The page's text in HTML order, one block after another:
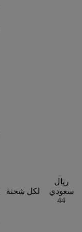
لكل شحنة
ريال
سعودي
44